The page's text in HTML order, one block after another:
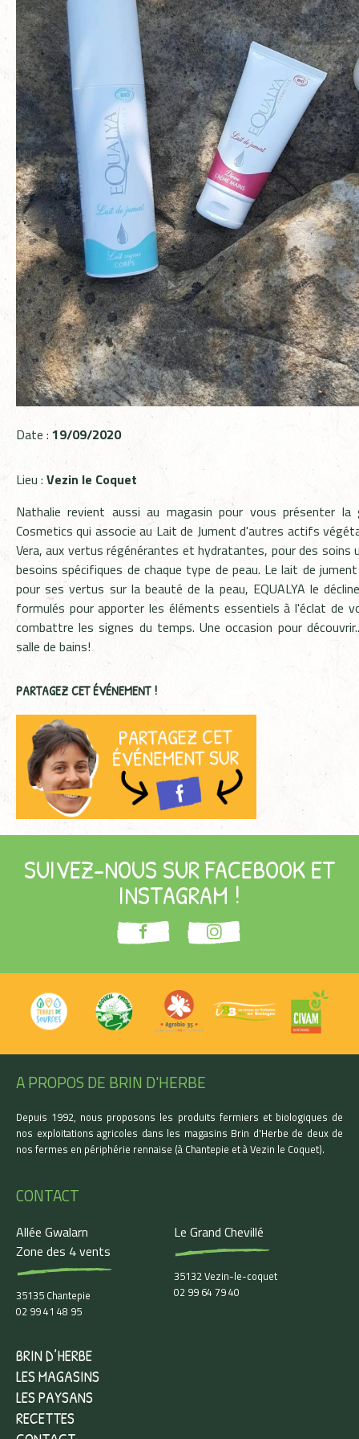
Date : 19/09/2020
Lieu : Vezin le Coquet
Nathalie revient aussi au magasin pour vous présenter la
Cosmetics qui associe au Lait de Jument d'autres actifs
Vera, aux vertus régénérantes et hydratantes, pour des soins
besoins spécifiques de chaque type de peau. Le lait de
pour ses vertus sur la beauté de la peau, EQUALYA le
formulés pour apporter les éléments essentiels à l'éclat de
combattre les signes du temps. Une occasion pour
salle de bains!
PARTAGEZ CET ÉVÉNEMENT !
SUIVEZ-NOUS SUR FACEBOOK ET
INSTAGRAM !
A PROPOS DE BRIN D'HERBE
Depuis 1992, nous proposons les produits fermiers et biologiques de
nos exploitations agricoles dans les magasins Brin d'Herbe de deux de
nos fermes en périphérie rennaise (à Chantepie et à Vezin le Coquet).
CONTACT
Allée Gwalarn
Zone des 4 vents
35135 Chantepie
02 99 41 48 95
Le Grand Chevillé
35132 Vezin-le-coquet
02 99 64 79 40
BRIN D’HERBE
LES MAGASINS
LES PAYSANS
RECETTES